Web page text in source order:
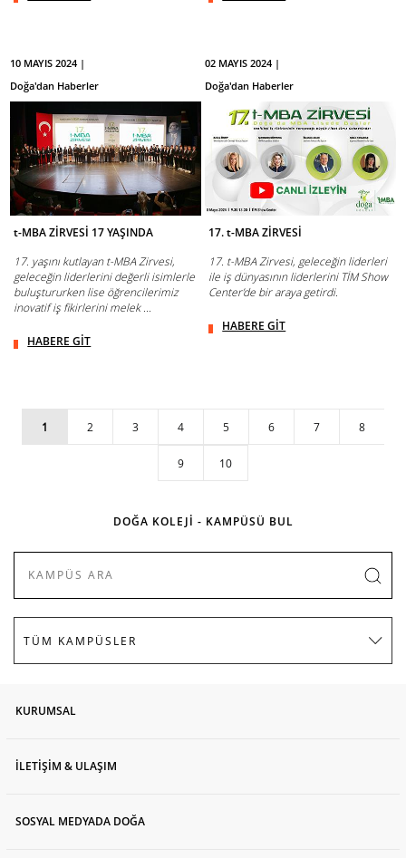
10 MAYIS 2024 |
Doğa'dan Haberler
t-MBA ZİRVESİ 17 YAŞINDA
17. yaşını kutlayan t-MBA Zirvesi,
geleceğin liderlerini değerli isimlerle
buluştururken lise öğrencilerimiz
inovatif iş fikirlerini melek ...
HABERE GİT
02 MAYIS 2024 |
Doğa'dan Haberler
17. t-MBA ZİRVESİ
17. t-MBA Zirvesi, geleceğin liderleri
ile iş dünyasının liderlerini TİM Show
Center’de bir araya getirdi.
HABERE GİT
1 2 3 4 5 6 7 8
9 10
DOĞA KOLEJİ - KAMPÜSÜ BUL
KURUMSAL
İLETİŞİM & ULAŞIM
SOSYAL MEDYADA DOĞA